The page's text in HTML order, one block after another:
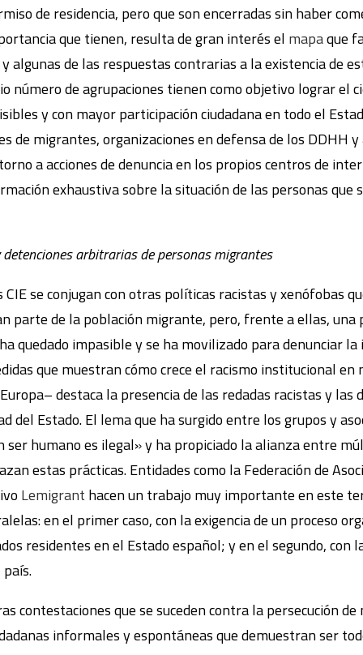
de residencia, pero que son encerradas sin haber
que tienen, resulta de gran interés el mapaque
algunas de las respuestas contrarias a la existencia de
número de agrupaciones tienen como objetivo lograr el
y con mayor participación ciudadana en todo el
de migrantes, organizaciones en defensa de los DDHH
a acciones de denuncia en los propios centros de
exhaustiva sobre la situación de las personas
arbitrarias de personas migrantes
CIE se conjugan con otras políticas racistas y xenófobas
parte de la población migrante, pero, frente a ellas, una
quedado impasible y se ha movilizado para denunciar
que muestran cómo crece el racismo institucional
destaca la presencia de las redadas racistas y
del Estado. El lema que ha surgido entre los grupos y
ser humano es ilegal» y ha propiciado la alianza entre
estas prácticas. Entidades como la Federación de
Lemigrant hacen un trabajo muy importante en este
en el primer caso, con la exigencia de un proceso
residentes en el Estado español; y en el segundo, con
contestaciones que se suceden contra la persecución
informales y espontáneas que demuestran ser